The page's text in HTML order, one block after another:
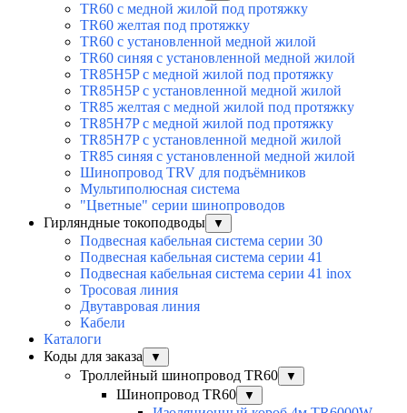
TR60 с медной жилой под протяжку
TR60 желтая под протяжку
TR60 с установленной медной жилой
TR60 синяя с установленной медной жилой
TR85H5P с медной жилой под протяжку
TR85H5P с установленной медной жилой
TR85 желтая с медной жилой под протяжку
TR85H7P с медной жилой под протяжку
TR85H7P с установленной медной жилой
TR85 синяя с установленной медной жилой
Шинопровод TRV для подъёмников
Мультиполюсная система
"Цветные" серии шинопроводов
Гирляндные токоподводы
▼
Подвесная кабельная система серии 30
Подвесная кабельная система серии 41
Подвесная кабельная система серии 41 inox
Тросовая линия
Двутавровая линия
Кабели
Каталоги
Коды для заказа
▼
Троллейный шинопровод TR60 ▼
Шинопровод TR60 ▼